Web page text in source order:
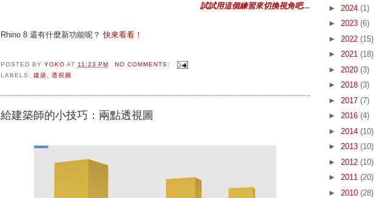
試試用這個練習來切換視角吧...
Rhino 8 還有什麼新功能呢？快來看看！
POSTED BY YOKO AT 11:23 PM
NO COMMENTS:
LABELS: 建築 透視圖
給建築師的小技巧：兩點透視圖
► 2024 (1)
► 2023 (6)
► 2022 (15)
► 2021 (18)
► 2020 (3)
► 2018 (3)
► 2017 (7)
► 2016 (4)
► 2014 (10)
► 2013 (10)
► 2012 (10)
► 2011 (20)
► 2010 (28)